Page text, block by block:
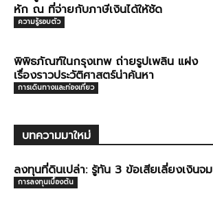
หัก ณ ที่จ่ายกับภาษีเงินได้ให้ชัด
ความรู้รอบตัว
พิพิธภัณฑ์ในกรุงเทพ ถ่ายรูปเพลิน แฝง
เรื่องราวประวัติศาสตร์น่าค้นหา
การเดินทางและท่องเที่ยว
บทความมาใหม่
ลงทุนที่ดินเปล่า: รู้ทัน 3 ข้อเสียเลี่ยงเงินจม
การลงทุนเบื้องต้น